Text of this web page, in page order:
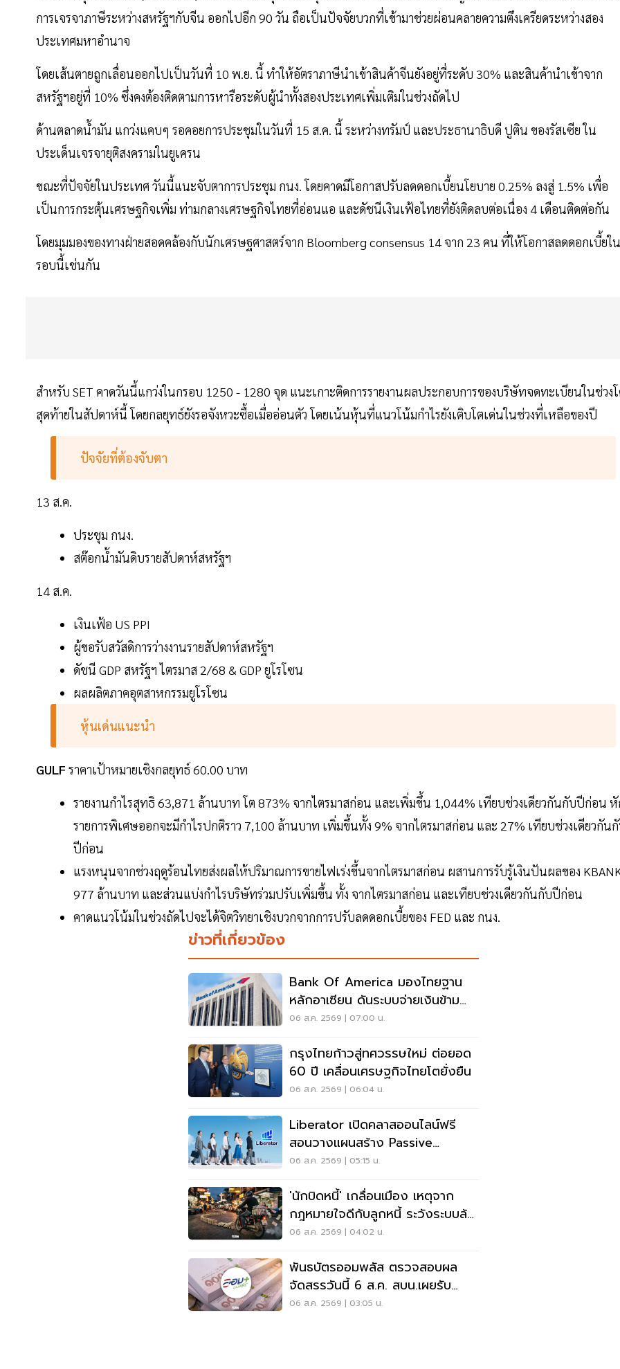
การเจรจาภาษีระหว่างสหรัฐฯกับจีน ออกไปอีก 90 วัน ถือเป็นปัจจัยบวกที่เข้ามาช่วยผ่อนคลายความตึงเครียดระหว่างสอง
ประเทศมหาอำนาจ
โดยเส้นตายถูกเลื่อนออกไปเป็นวันที่ 10 พ.ย. นี้ ทำให้อัตราภาษีนำเข้าสินค้าจีนยังอยู่ที่ระดับ 30% และสินค้านำเข้าจาก
สหรัฐฯอยู่ที่ 10% ซึ่งคงต้องติดตามการหารือระดับผู้นำทั้งสองประเทศเพิ่มเติมในช่วงถัดไป
ด้านตลาดน้ำมัน แกว่งแคบๆ รอคอยการประชุมในวันที่ 15 ส.ค. นี้ ระหว่างทรัมป์ และประธานาธิบดี ปูติน ของรัสเซีย ใน
ประเด็นเจรจายุติสงครามในยูเครน
ขณะที่ปัจจัยในประเทศ วันนี้แนะจับตาการประชุม กนง. โดยคาดมีโอกาสปรับลดดอกเบี้ยนโยบาย 0.25% ลงสู่ 1.5% เพื่อ
เป็นการกระตุ้นเศรษฐกิจเพิ่ม ท่ามกลางเศรษฐกิจไทยที่อ่อนแอ และดัชนีเงินเฟ้อไทยที่ยังติดลบต่อเนื่อง 4 เดือนติดต่อกัน
โดยมุมมองของทางฝ่ายสอดคล้องกับนักเศรษฐศาสตร์จาก Bloomberg consensus 14 จาก 23 คน ที่ให้โอกาสลดดอกเบี้ยใน
รอบนี้เช่นกัน
สำหรับ SET คาดวันนี้แกว่งในกรอบ 1250 - 1280 จุด แนะเกาะติดการรายงานผลประกอบการของบริษัทจดทะเบียนในช่วง
สุดท้ายในสัปดาห์นี้ โดยกลยุทธ์ยังรอจังหวะซื้อเมื่ออ่อนตัว โดยเน้นหุ้นที่แนวโน้มกำไรยังเติบโตเด่นในช่วงที่เหลือของปี
ปัจจัยที่ต้องจับตา
13 ส.ค.
ประชุม กนง.
สต๊อกน้ำมันดิบรายสัปดาห์สหรัฐฯ
14 ส.ค.
เงินเฟ้อ US PPI
ผู้ขอรับสวัสดิการว่างงานรายสัปดาห์สหรัฐฯ
ดัชนี GDP สหรัฐฯ ไตรมาส 2/68 & GDP ยูโรโซน
ผลผลิตภาคอุตสาหกรรมยูโรโซน
หุ้นเด่นแนะนำ
GULF ราคาเป้าหมายเชิงกลยุทธ์ 60.00 บาท
รายงานกำไรสุทธิ 63,871 ล้านบาท โต 873% จากไตรมาสก่อน และเพิ่มขึ้น 1,044% เทียบช่วงเดียวกันกับปีก่อน
รายการพิเศษออกจะมีกำไรปกติราว 7,100 ล้านบาท เพิ่มขึ้นทั้ง 9% จากไตรมาสก่อน และ 27% เทียบช่วงเดียวกัน
ปีก่อน
แรงหนุนจากช่วงฤดูร้อนไทยส่งผลให้ปริมาณการขายไฟเร่งขึ้นจากไตรมาสก่อน ผสานการรับรู้เงินปันผลของ
977 ล้านบาท และส่วนแบ่งกำไรบริษัทร่วมปรับเพิ่มขึ้น ทั้ง จากไตรมาสก่อน และเทียบช่วงเดียวกันกับปีก่อน
คาดแนวโน้มในช่วงถัดไปจะได้จิตวิทยาเชิงบวกจากการปรับลดดอกเบี้ยของ FED และ กนง.
ข่าวที่เกี่ยวข้อง
Bank Of America มองไทยฐาน
หลักอาเซียน ดันระบบจ่ายเงินข้าม
พรมแดนเรียลไทม์
06 ส.ค. 2569 | 07:00 น.
กรุงไทยก้าวสู่ทศวรรษใหม่ ต่อยอด
60 ปี เคลื่อนเศรษฐกิจไทยโตยั่งยืน
06 ส.ค. 2569 | 06:04 น.
Liberator เปิดคลาสออนไลน์ฟรี
สอนวางแผนสร้าง Passive
Income
06 ส.ค. 2569 | 05:15 น.
'นักบิดหนี้' เกลื่อนเมือง เหตุจาก
กฎหมายใจดีกับลูกหนี้ ระวังระบบล้ม
เป็นโดมิโน่
06 ส.ค. 2569 | 04:02 น.
พันธบัตรออมพลัส ตรวจสอบผล
จัดสรรวันนี้ 6 ส.ค. สบน.เผยรับ
สูงสุด 117,000 บาท
06 ส.ค. 2569 | 03:05 น.